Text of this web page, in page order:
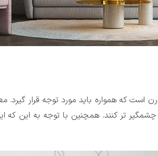
است که همواره باید مورد توجه قرار گیرد.
تر کنند. همچنین با توجه به این